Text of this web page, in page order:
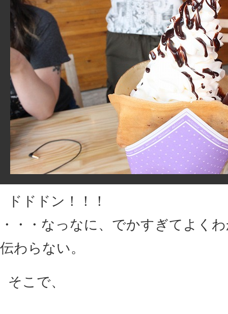
ドドドン！！！
・・・なっなに、でかすぎてよく
伝わらない。
そこで、